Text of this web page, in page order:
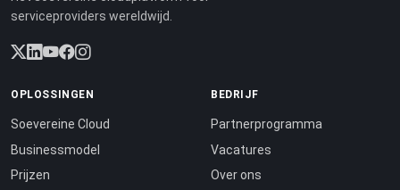
serviceproviders wereldwijd.
OPLOSSINGEN
Soevereine Cloud
Businessmodel
Prijzen
BEDRIJF
Partnerprogramma
Vacatures
Over ons